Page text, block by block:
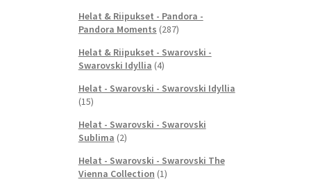
Helat & Riipukset - Pandora -
Pandora Moments (287)
Helat & Riipukset - Swarovski -
Swarovski Idyllia (4)
Helat - Swarovski - Swarovski Idyllia
(15)
Helat - Swarovski - Swarovski
Sublima (2)
Helat - Swarovski - Swarovski The
Vienna Collection (1)